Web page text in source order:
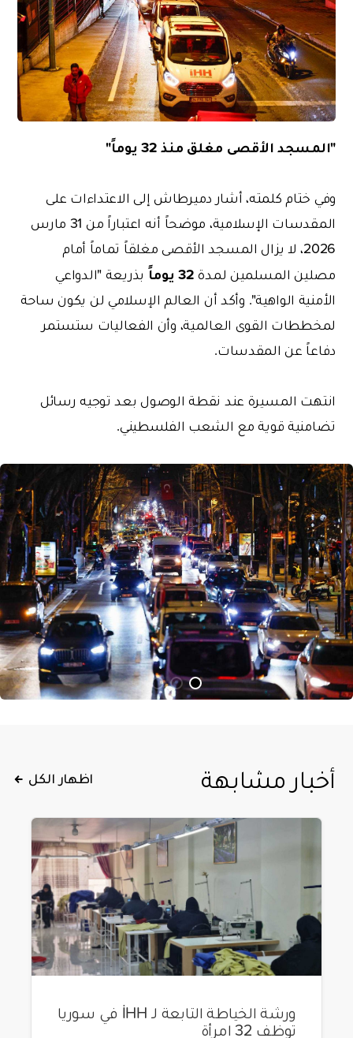
"المسجد الأقصى مغلق منذ 32 يوماً"
وفي ختام كلمته، أشار دميرطاش إلى الاعتداءات على
المقدسات الإسلامية، موضحاً أنه اعتباراً من 31 مارس
2026، لا يزال المسجد الأقصى مغلقاً تماماً أمام
مصلين المسلمين لمدة 32 يوماً
بذريعة "الدواعي
الأمنية الواهية". وأكد أن العالم الإسلامي لن يكون ساحة
لمخططات القوى العالمية، وأن الفعاليات ستستمر
دفاعاً عن المقدسات.
انتهت المسيرة عند نقطة الوصول بعد توجيه رسائل
تضامنية قوية مع الشعب الفلسطيني.
أخبار مشابهة اظهار الكل
ورشة الخياطة التابعة لـ İHH في سوريا
توظف 32 امرأة